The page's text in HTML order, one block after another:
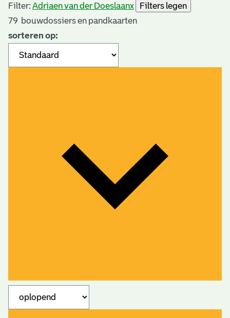
Filter: Adriaen van der Doeslaanx
Filters legen
79 bouwdossiers en pandkaarten
sorteren op: